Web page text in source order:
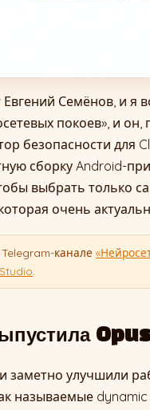
Евгений Семёнов, и
покоев», и
безопасности для
сборку Android-
выбрать только
очень
канале
заметно улучшили
называемые